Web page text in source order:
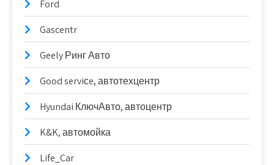
Ford
Gascentr
Geely Ринг Авто
Good serviсe, автотехцентр
Hyundai КлючАвто, автоцентр
K&K, автомойка
Life_Car